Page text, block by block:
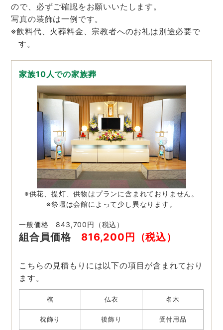
ので、必ずご確認をお願いいたします。
写真の装飾は一例です。
※飲料代、火葬料金、宗教者へのお礼は別途必要で
す。
家族10人での家族葬
※供花、提灯、供物はプランに含まれておりません。
※祭壇は会館によって少し異なります。
一般価格 843,700円（税込）
組合員価格 816,200円（税込）
こちらの見積もりには以下の項目が含まれており
ます。
棺 仏衣 名木
枕飾り 後飾り 受付用品